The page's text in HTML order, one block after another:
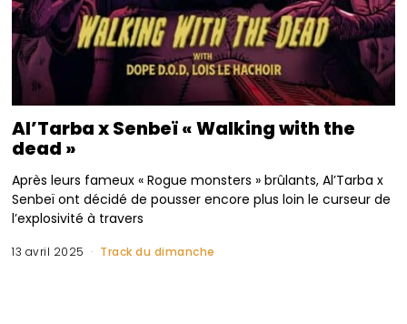
Al’Tarba x Senbeï « Walking with the
dead »
Après leurs fameux « Rogue monsters » brûlants, Al’Tarba x
Senbeï ont décidé de pousser encore plus loin le curseur de
l’explosivité à travers
13 avril 2025 Track du dimanche